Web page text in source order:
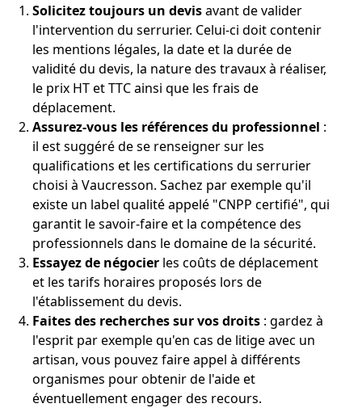
Solicitez toujours un devisavant de valider
l'intervention du serrurier. Celui-ci doit contenir
les mentions légales, la date et la durée de
validité du devis, la nature des travaux à réaliser,
le prix HT et TTC ainsi que les frais de
déplacement.
Assurez-vous les références du professionnel :
il est suggéré de se renseigner sur les
qualifications et les certifications du serrurier
choisi à Vaucresson. Sachez par exemple qu'il
existe un label qualité appelé "CNPP certifié", qui
garantit le savoir-faire et la compétence des
professionnels dans le domaine de la sécurité.
Essayez de négocier les coûts de déplacement
et les tarifs horaires proposés lors de
l'établissement du devis.
Faites des recherches sur vos droits : gardez à
l'esprit par exemple qu'en cas de litige avec un
artisan, vous pouvez faire appel à différents
organismes pour obtenir de l'aide et
éventuellement engager des recours.